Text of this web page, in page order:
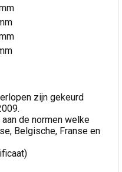
zijn gekeurd
de normen welke
Belgische, Franse en